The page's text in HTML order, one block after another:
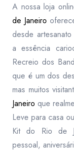
A nossa loja
de Janeiro
desde
a essência
Recreio dos
que é um dos
mas muitos
Janeiro que
Leve para casa
Kit do Rio de
pessoal,